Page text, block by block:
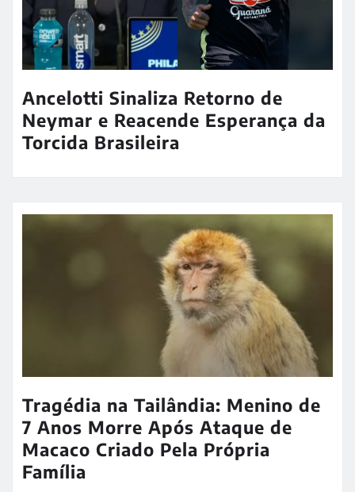
Ancelotti Sinaliza Retorno de
Neymar e Reacende Esperança da
Torcida Brasileira
Tragédia na Tailândia: Menino de
7 Anos Morre Após Ataque de
Macaco Criado Pela Própria
Família